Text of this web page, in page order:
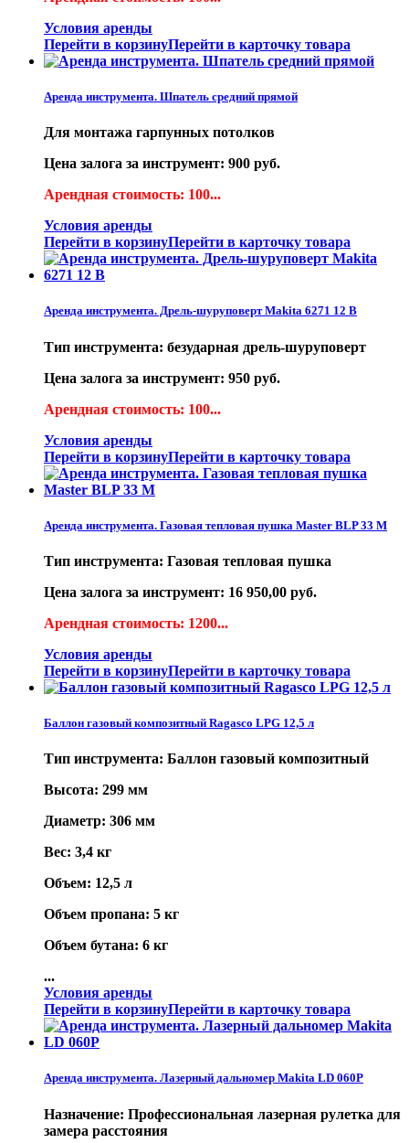
Условия аренды
Перейти в корзинуПерейти в карточку товара
Аренда инструмента. Шпатель средний прямой
Для монтажа гарпунных потолков
Цена залога за инструмент: 900 руб.
Арендная стоимость: 100...
Условия аренды
Перейти в корзинуПерейти в карточку товара
Аренда инструмента. Дрель-шуруповерт Makita 6271 12 B
Тип инструмента: безударная дрель-шуруповерт
Цена залога за инструмент: 950 руб.
Арендная стоимость: 100...
Условия аренды
Перейти в корзинуПерейти в карточку товара
Аренда инструмента. Газовая тепловая пушка Master BLP 33 M
Тип инструмента: Газовая тепловая пушка
Цена залога за инструмент: 16 950,00 руб.
Арендная стоимость: 1200...
Условия аренды
Перейти в корзинуПерейти в карточку товара
Баллон газовый композитный Ragasco LPG 12,5 л
Тип инструмента: Баллон газовый композитный
Высота: 299 мм
Диаметр: 306 мм
Вес: 3,4 кг
Объем: 12,5 л
Объем пропана: 5 кг
Объем бутана: 6 кг
...
Условия аренды
Перейти в корзинуПерейти в карточку товара
Аренда инструмента. Лазерный дальномер Makita LD 060P
Назначение: Профессиональная лазерная рулетка для
замера расстояния